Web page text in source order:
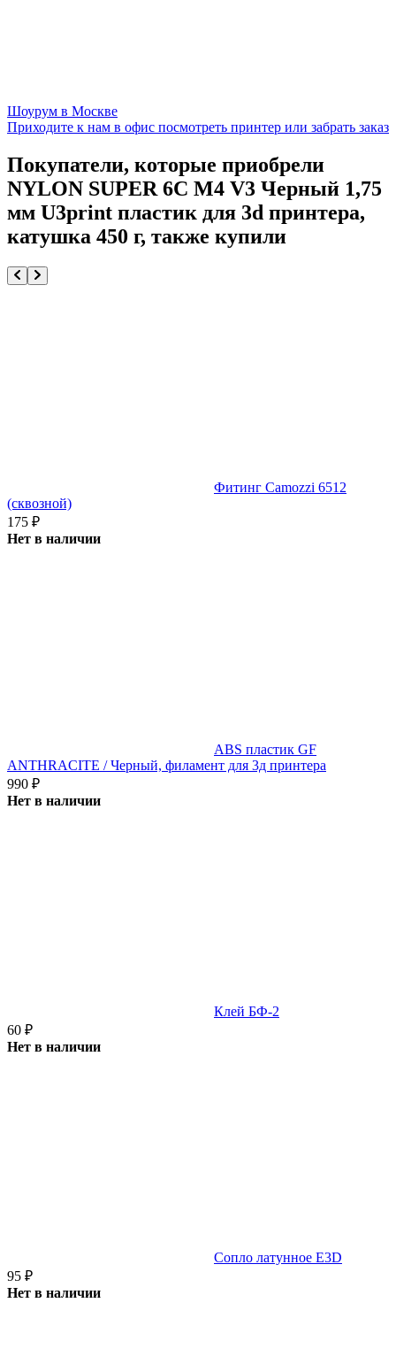
Шоурум в Москве
Приходите к нам в офис посмотреть принтер или забрать заказ
Покупатели, которые приобрели
NYLON SUPER 6C M4 V3 Черный 1,75
мм U3print пластик для 3d принтера,
катушка 450 г, также купили
Фитинг Camozzi 6512
(сквозной)
175 ₽
Нет в наличии
ABS пластик GF
ANTHRACITE / Черный, филамент для 3д принтера
990 ₽
Нет в наличии
Клей БФ-2
60 ₽
Нет в наличии
Сопло латунное E3D
95 ₽
Нет в наличии